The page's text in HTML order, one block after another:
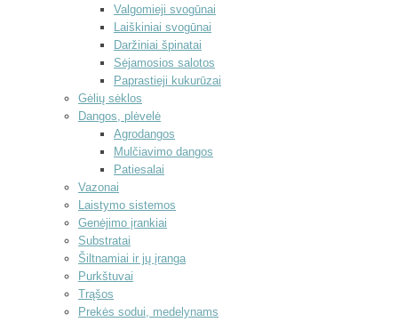
Valgomieji svogūnai
Laiškiniai svogūnai
Daržiniai špinatai
Sėjamosios salotos
Paprastieji kukurūzai
Gėlių sėklos
Dangos, plėvelė
Agrodangos
Mulčiavimo dangos
Patiesalai
Vazonai
Laistymo sistemos
Genėjimo įrankiai
Substratai
Šiltnamiai ir jų įranga
Purkštuvai
Trąšos
Prekės sodui, medelynams